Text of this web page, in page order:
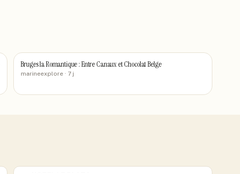
Bruges la Romantique : Entre Canaux et Chocolat Belge
marineexplore · 7 j